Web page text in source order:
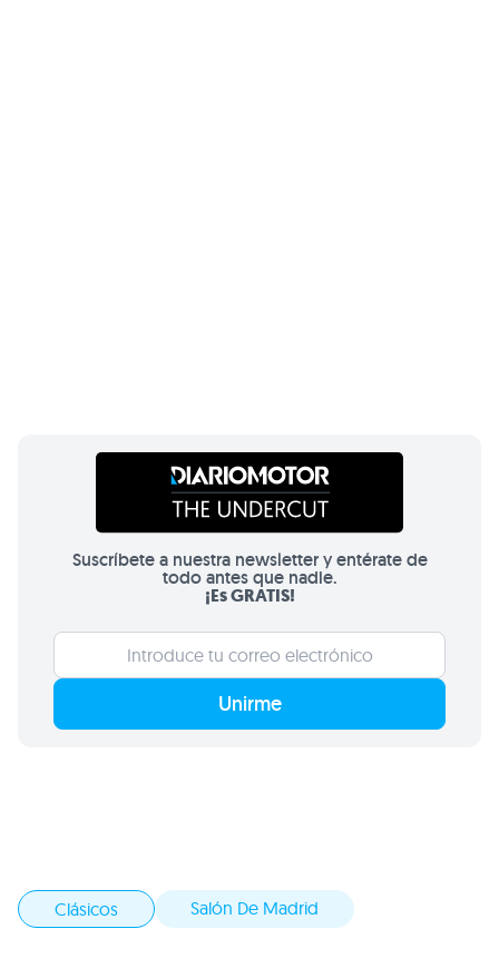
Suscríbete a nuestra newsletter y entérate de
todo antes que nadie.
¡Es GRATIS!
Unirme
Clásicos Salón De Madrid